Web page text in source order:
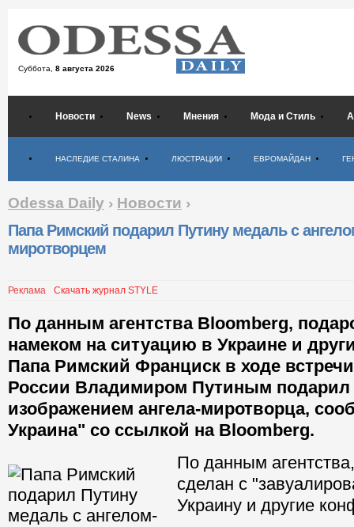
Суббота, 8 августа 2026
Новости News Мнения Мода и Стиль
НАСЛЕДИЕ СТАЛИНА ЛЮСТРАЦИИ ЕВРОМАЙДАН
Odessa Daily › Новости ›
Папа Римский подарил Путину медаль с
миротворцем
Реклама Скачать журнал STYLE
По данным агентства Bloomberg,
намеком на ситуацию в Украине и
Папа Римский Франциск в ходе
России Владимиром Путиным подарил
изображением ангела-миротворца,
Украина" со ссылкой на Bloomberg.
По данным
сделан с
Украину и другие